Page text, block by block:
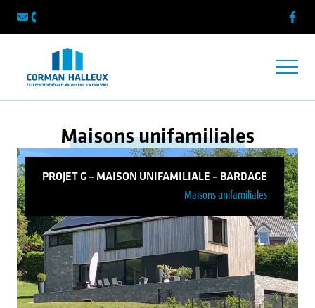
info@cormanhalleux.be
087 33 64 56
Maisons unifamiliales
PROJET G – MAISON UNIFAMILIALE – BARDAGE
Maisons unifamiliales